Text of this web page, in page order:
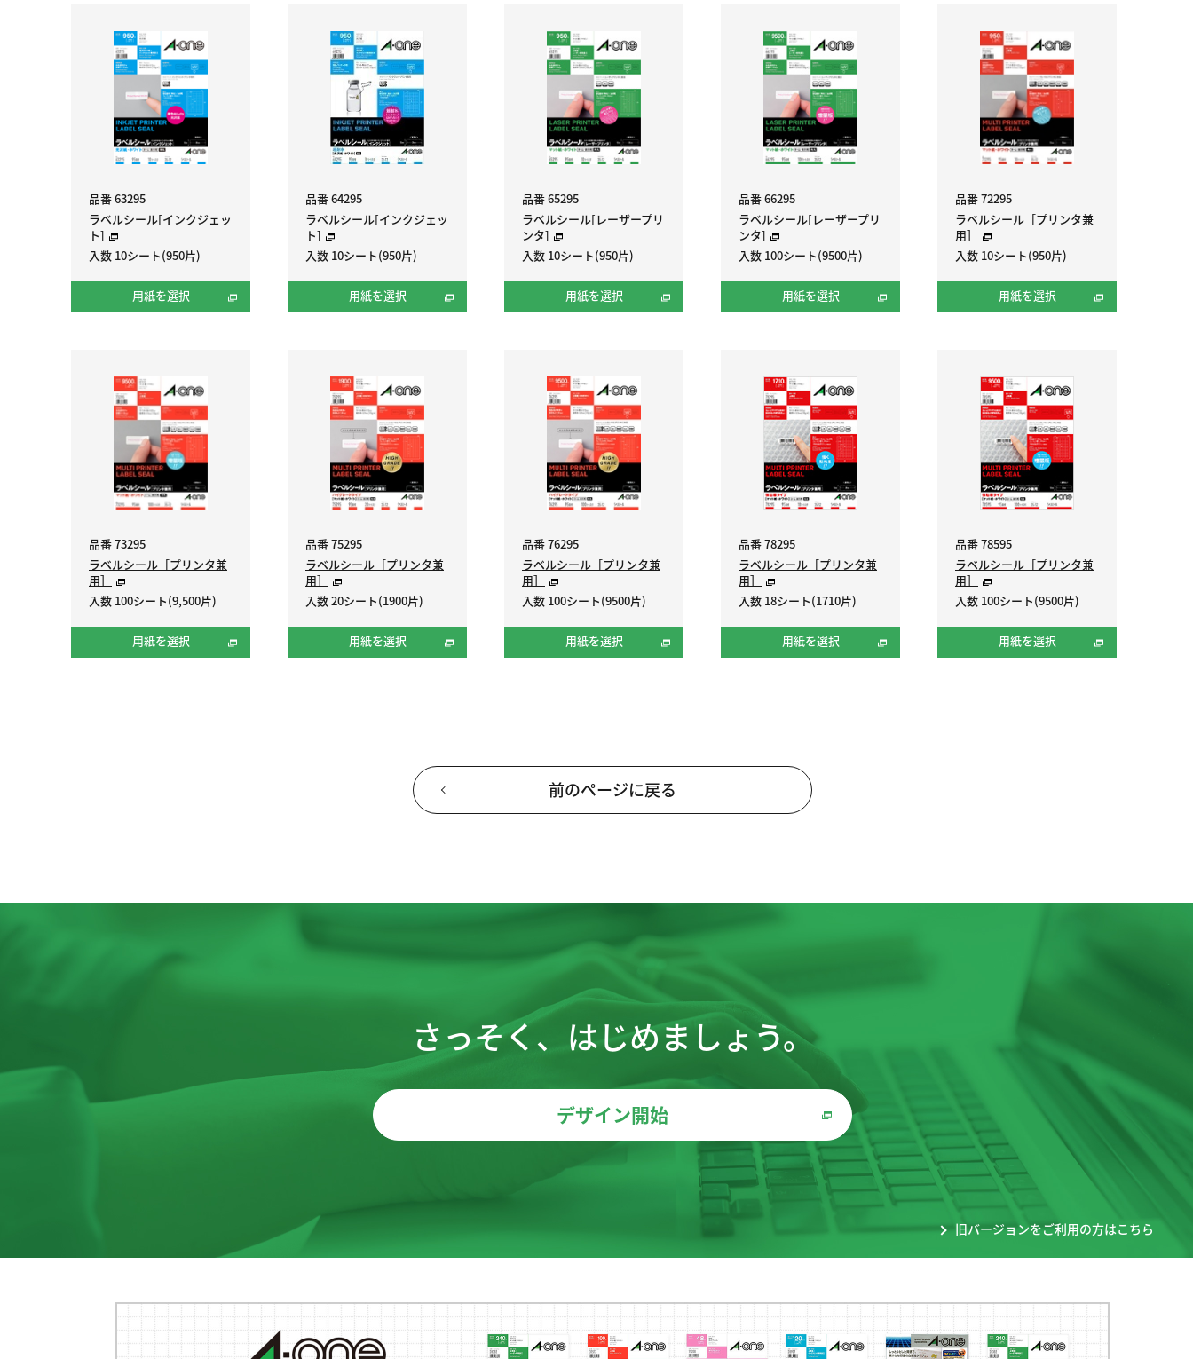
品番 63295
ラベルシール[インクジェッ
ト]
入数 10シート(950片)
用紙を選択
品番 64295
ラベルシール[インクジェッ
ト]
入数 10シート(950片)
用紙を選択
品番 65295
ラベルシール[レーザープリ
ンタ]
入数 10シート(950片)
用紙を選択
品番 66295
ラベルシール[レーザープリ
ンタ]
入数 100シート(9500片)
用紙を選択
品番 72295
ラベルシール［プリンタ兼
用］
入数 10シート(950片)
用紙を選択
品番 73295
ラベルシール［プリンタ兼
用］
入数 100シート(9,500片)
用紙を選択
品番 75295
ラベルシール［プリンタ兼
用］
入数 20シート(1900片)
用紙を選択
品番 76295
ラベルシール［プリンタ兼
用］
入数 100シート(9500片)
用紙を選択
品番 78295
ラベルシール［プリンタ兼
用］
入数 18シート(1710片)
用紙を選択
品番 78595
ラベルシール［プリンタ兼
用］
入数 100シート(9500片)
用紙を選択
前のページに戻る
さっそく、はじめましょう。
デザイン開始
旧バージョンをご利用の方はこちら